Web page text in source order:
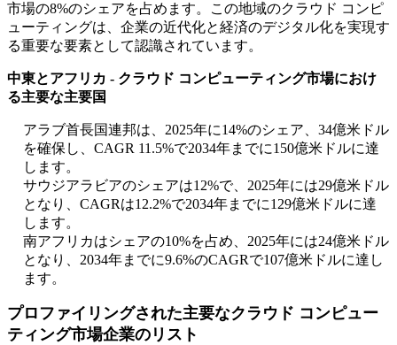
市場の8%のシェアを占めます。この地域のクラウド コンピ
ューティングは、企業の近代化と経済のデジタル化を実現す
る重要な要素として認識されています。
中東とアフリカ - クラウド コンピューティング市場におけ
る主要な主要国
アラブ首長国連邦は、2025年に14%のシェア、34億米ドル
を確保し、CAGR 11.5%で2034年までに150億米ドルに達
します。
サウジアラビアのシェアは12%で、2025年には29億米ドル
となり、CAGRは12.2%で2034年までに129億米ドルに達
します。
南アフリカはシェアの10%を占め、2025年には24億米ドル
となり、2034年までに9.6%のCAGRで107億米ドルに達し
ます。
プロファイリングされた主要なクラウド コンピュー
ティング市場企業のリスト